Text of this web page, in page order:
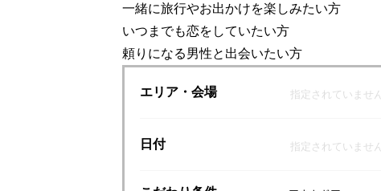
一緒に旅行やお出かけを楽しみたい方
いつまでも恋をしていたい方
頼りになる男性と出会いたい方
エリア・会場 指定されていません
日付 指定されていません